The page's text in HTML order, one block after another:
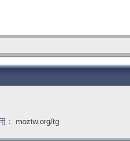
： moztw.org/tg